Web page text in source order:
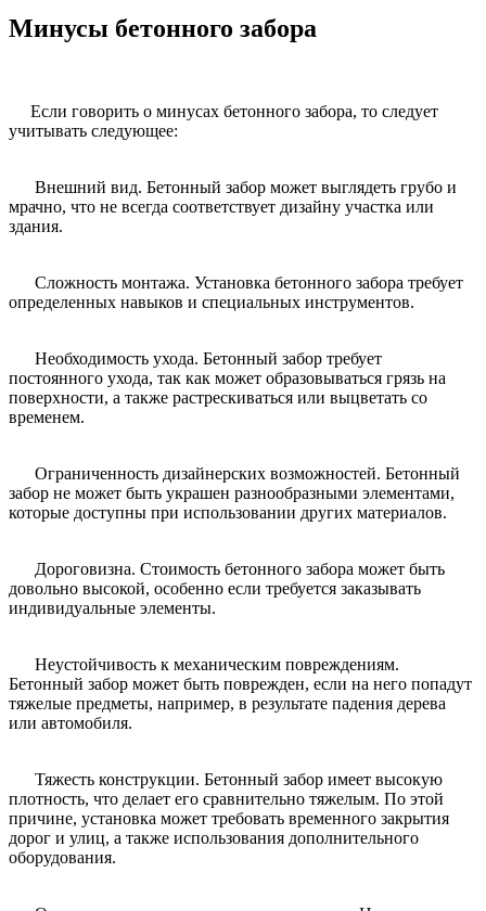
Минусы бетонного забора
Если говорить о минусах бетонного забора, то следует
учитывать следующее:
Внешний вид. Бетонный забор может выглядеть грубо и
мрачно, что не всегда соответствует дизайну участка или
здания.
Сложность монтажа. Установка бетонного забора требует
определенных навыков и специальных инструментов.
Необходимость ухода. Бетонный забор требует
постоянного ухода, так как может образовываться грязь на
поверхности, а также растрескиваться или выцветать со
временем.
Ограниченность дизайнерских возможностей. Бетонный
забор не может быть украшен разнообразными элементами,
которые доступны при использовании других материалов.
Дороговизна. Стоимость бетонного забора может быть
довольно высокой, особенно если требуется заказывать
индивидуальные элементы.
Неустойчивость к механическим повреждениям.
Бетонный забор может быть поврежден, если на него попадут
тяжелые предметы, например, в результате падения дерева
или автомобиля.
Тяжесть конструкции. Бетонный забор имеет высокую
плотность, что делает его сравнительно тяжелым. По этой
причине, установка может требовать временного закрытия
дорог и улиц, а также использования дополнительного
оборудования.